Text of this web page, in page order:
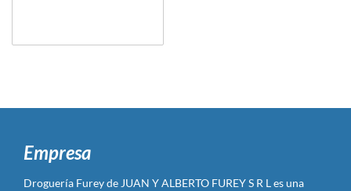
Empresa
Droguería Furey de JUAN Y ALBERTO FUREY S R L es una